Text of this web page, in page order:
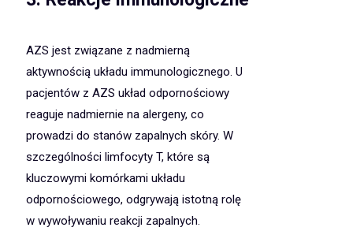
AZS jest związane z nadmierną
aktywnością układu immunologicznego. U
pacjentów z AZS układ odpornościowy
reaguje nadmiernie na alergeny, co
prowadzi do stanów zapalnych skóry. W
szczególności limfocyty T, które są
kluczowymi komórkami układu
odpornościowego, odgrywają istotną rolę
w wywoływaniu reakcji zapalnych.